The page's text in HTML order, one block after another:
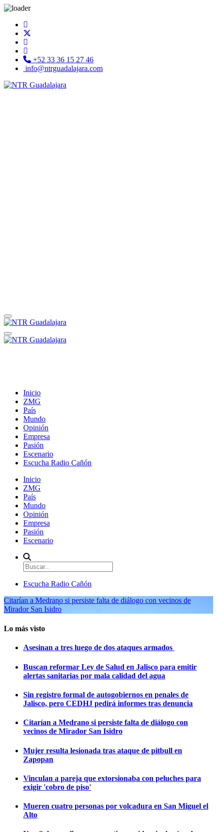
+52 33 36 15 27 46
info@ntrguadalajara.com
Inicio
ZMG
País
Mundo
Opinión
Empresa
Pasión
Escenario
Escucha Radio Cañón
Inicio
ZMG
País
Mundo
Opinión
Empresa
Pasión
Escenario
Escucha Radio Cañón
Citarían a Medrano si persiste falta de diálogo con vecinos de
Mirador San Isidro
Lo más visto
Asesinan a tres luego de dos ataques armados
Buscan reformar Ley de Salud en Jalisco para emitir
alertas sanitarias por mala calidad del agua
Sin registro formal de autogobiernos en penales de
Jalisco, pero CEDHJ pedirá informes tras denuncia
Citarían a Medrano si persiste falta de diálogo con
vecinos de Mirador San Isidro
Mujer resulta lesionada tras ataque de pitbull en
Zapopan
Vinculan a pareja que extorsionaba con peluches para
exigir 'cobro de piso'
Mueren cuatro personas por volcadura en San Miguel el
Alto